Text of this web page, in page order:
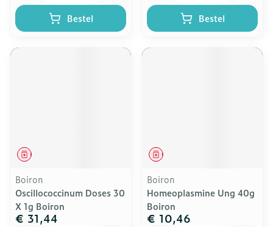
Bestel Bestel
Geneesmiddel
Boiron
Oscillococcinum Doses 30
X 1g Boiron
€ 31,44
Geneesmiddel
Boiron
Homeoplasmine Ung 40g
Boiron
€ 10,46